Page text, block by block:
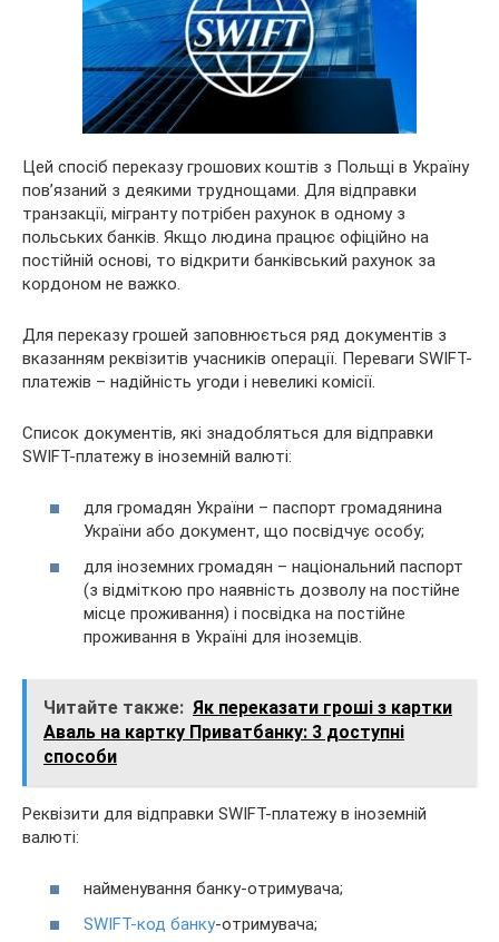
Цей спосіб переказу грошових коштів з Польщі в Україну
пов’язаний з деякими труднощами. Для відправки
транзакції, мігранту потрібен рахунок в одному з
польських банків. Якщо людина працює офіційно на
постійній основі, то відкрити банківський рахунок за
кордоном не важко.
Для переказу грошей заповнюється ряд документів з
вказанням реквізитів учасників операції. Переваги SWIFT-
платежів – надійність угоди і невеликі комісії.
Список документів, які знадобляться для відправки
SWIFT-платежу в іноземній валюті:
для громадян України – паспорт громадянина
України або документ, що посвідчує особу;
для іноземних громадян – національний паспорт
(з відміткою про наявність дозволу на постійне
місце проживання) і посвідка на постійне
проживання в Україні для іноземців.
Читайте также: Як переказати гроші з картки
Аваль на картку Приватбанку: 3 доступні
способи
Реквізити для відправки SWIFT-платежу в іноземній
валюті:
найменування банку-отримувача;
SWIFT-код банку-отримувача;